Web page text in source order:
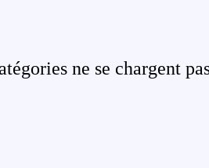
ne se chargent